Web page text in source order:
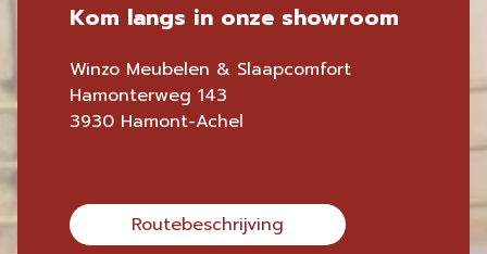
Kom langs in onze showroom
Winzo Meubelen & Slaapcomfort
Hamonterweg 143
3930 Hamont-Achel
Routebeschrijving